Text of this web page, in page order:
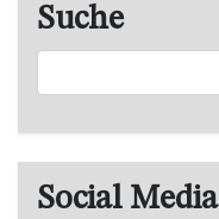
Suche
Social Media